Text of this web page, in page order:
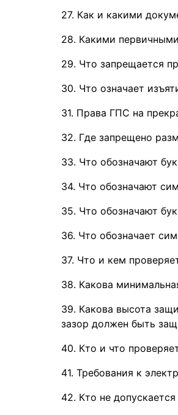
27. Как и какими
28. Какими
29. Что запрещается
30. Что означает
31. Права ГПС на
32. Где запрещено
33. Что обозначают
34. Что обозначают
35. Что обозначают
36. Что обозначает
37. Что и кем
38. Какова
39. Какова высота
зазор должен быть
40. Кто и что
41. Требования к
42. Кто не